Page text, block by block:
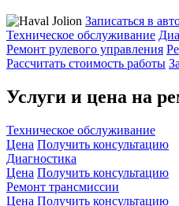
Записаться в
Техническое обслуживание
Ремонт рулевого управления
Рассчитать стоимость работы
Услуги и цена на
Техническое обслуживание
Цена Получить консультацию
Диагностика
Цена Получить консультацию
Ремонт трансмиссии
Цена Получить консультацию